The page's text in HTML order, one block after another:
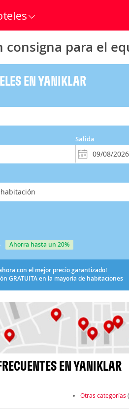
consigna para el
EN YANIKLAR
Salida
ahorra hasta un 20%
con el mejor precio garantizado!
GRATUITAen la mayoría de habitaciones
EN YANIKLAR
Otras categorías